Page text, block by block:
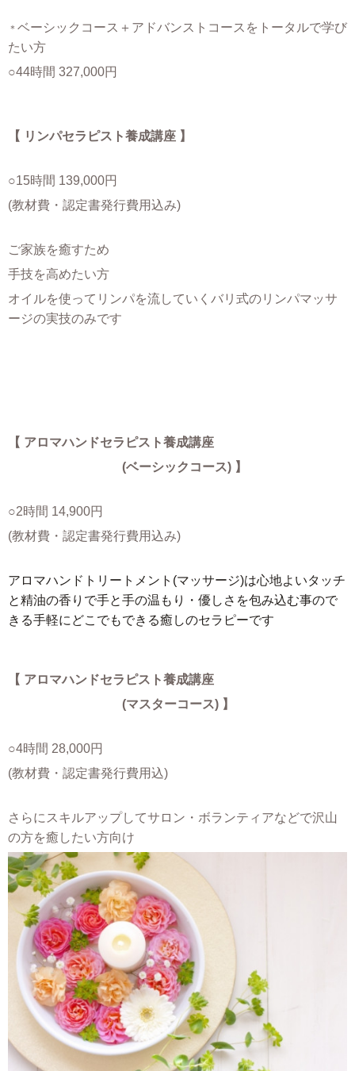
＊ ベーシックコース＋アドバンストコースをトータルで学び
たい方
○44時間 327,000円
【 リンパセラピスト養成講座 】
○15時間 139,000円
(教材費・認定書発行費用込み)
ご家族を癒すため
手技を高めたい方
オイルを使ってリンパを流していくバリ式のリンパマッサ
ージの実技のみです
【 アロマハンドセラピスト養成講座
(ベーシックコース) 】
○2時間 14,900円
(教材費・認定書発行費用込み)
アロマハンドトリートメント(マッサージ)は心地よいタッチ
と精油の香りで手と手の温もり・優しさを包み込む事ので
きる手軽にどこでもできる癒しのセラピーです
【 アロマハンドセラピスト養成講座
(マスターコース) 】
○4時間 28,000円
(教材費・認定書発行費用込)
さらにスキルアップしてサロン・ボランティアなどで沢山
の方を癒したい方向け